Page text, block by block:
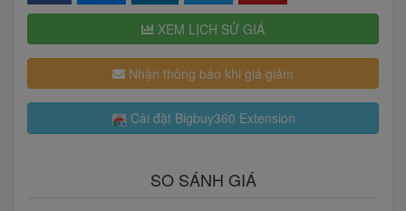
XEM LỊCH SỬ GIÁ
Nhận thông báo khi giá giảm
Cài đặt Bigbuy360 Extension
SO SÁNH GIÁ